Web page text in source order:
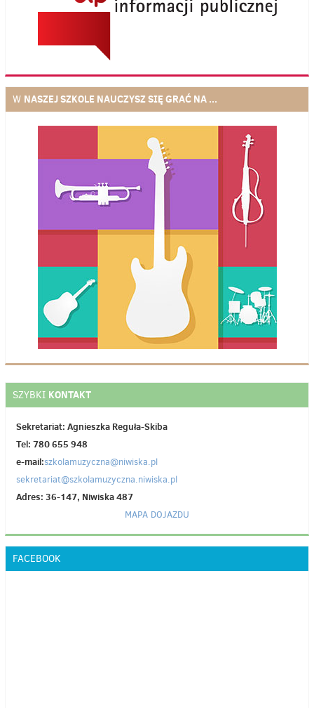
W NASZEJ SZKOLE NAUCZYSZ SIĘ GRAĆ NA ...
SZYBKI KONTAKT
Sekretariat: Agnieszka Reguła-Skiba
Tel: 780 655 948
e-mail:szkolamuzyczna@niwiska.pl
sekretariat@szkolamuzyczna.niwiska.pl
Adres: 36-147, Niwiska 487
MAPA DOJAZDU
FACEBOOK